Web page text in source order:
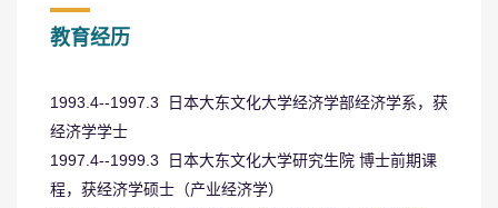
教育经历
1993.4--1997.3 日本大东文化大学经济学部经济学系，获
经济学学士
1997.4--1999.3 日本大东文化大学研究生院 博士前期课
程，获经济学硕士（产业经济学）